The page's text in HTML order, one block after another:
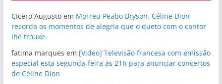
CIcero Augustoem Morreu Peabo Bryson. Céline Dion
recorda os momentos de alegria que o dueto com o cantor
lhe trouxe
fatima marques em [Video] Televisão francesa com emissão
especial esta segunda-feira às 21h para anunciar concertos
de Céline Dion